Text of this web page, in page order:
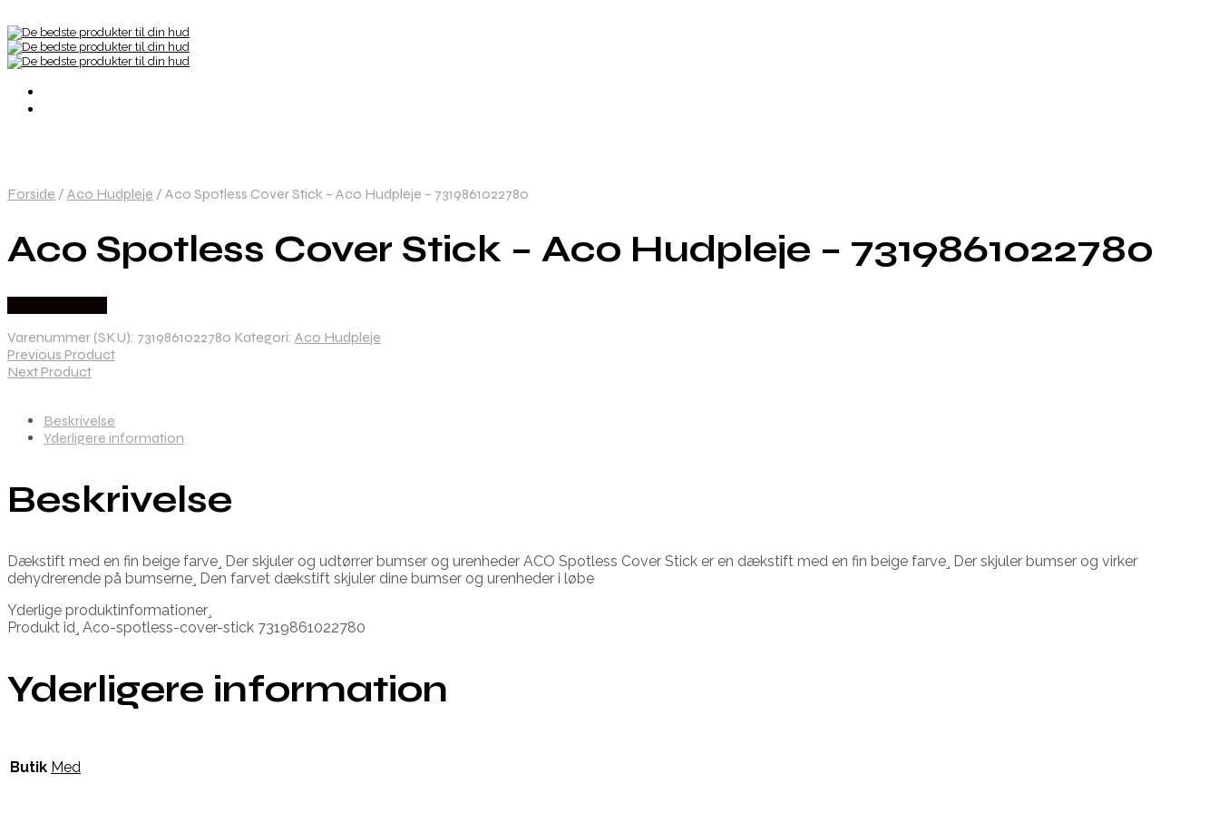
Forside / Aco Hudpleje / Aco Spotless Cover Stick – Aco Hudpleje – 7319861022780
Aco Spotless Cover Stick – Aco Hudpleje – 7319861022780
Varenummer (SKU): 7319861022780 Kategori: Aco Hudpleje
Previous Product
Next Product
Beskrivelse
Yderligere information
Beskrivelse
Dækstift med en fin beige farve¸ Der skjuler og udtørrer bumser og urenheder ACO Spotless Cover Stick er en dækstift med en fin beige farve¸ Der skjuler bumser og virker
dehydrerende på bumserne¸ Den farvet dækstift skjuler dine bumser og urenheder i løbe
Yderlige produktinformationer¸
Produkt id¸ Aco-spotless-cover-stick 7319861022780
Yderligere information
Butik Med